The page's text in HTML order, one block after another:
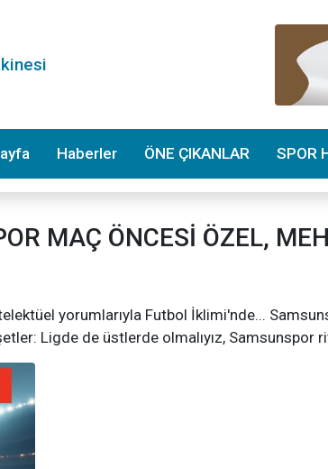
Haberler ÖNE ÇIKANLAR SPOR
MAÇ ÖNCESİ ÖZEL,
yorumlarıyla Futbol İklimi'nde...
Ligde de üstlerde olmalıyız, Samsunspor